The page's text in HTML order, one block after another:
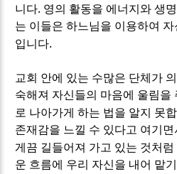
니다. 영의 활동을 에너지와 생
는 이들은 하느님을 이용하여
입니다.
교회 안에 있는 수많은 단체가
숙해져 자신들의 마음에 울림을
로 나아가게 하는 법을 알지 못
존재감을 느낄 수 있다고 여기
게끔 길들어져 가고 있는 것처
운 흐름에 우리 자신을 내어 맡